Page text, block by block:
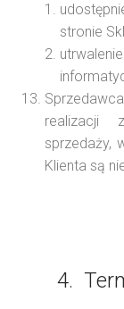
stronie
realizacji
sprzedaży,
Klienta są
4.